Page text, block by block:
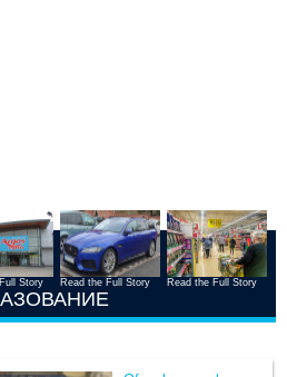
Story Read the Full Story Read the Full Story